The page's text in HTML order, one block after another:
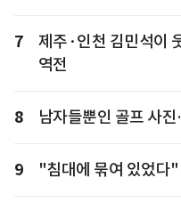
7
제주·인천 김민석이
역전
8 남자들뿐인 골프 사
9 "침대에 묶여 있었다"